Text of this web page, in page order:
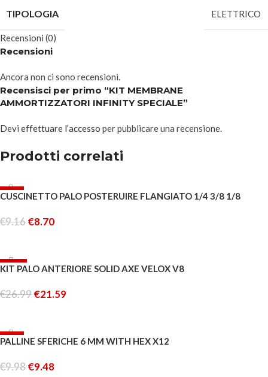
TIPOLOGIA ELETTRICO
Recensioni (0)
Recensioni
Ancora non ci sono recensioni.
Recensisci per primo “KIT MEMBRANE
AMMORTIZZATORI INFINITY SPECIALE”
Devi effettuare l’accesso per pubblicare una recensione.
Prodotti correlati
-5%
CUSCINETTO PALO POSTERUIRE FLANGIATO 1/4 3/8 1/8
€9.16€8.70
-20%
KIT PALO ANTERIORE SOLID AXE VELOX V8
€26.99€21.59
-5%
PALLINE SFERICHE 6 MM WITH HEX X12
€9.98€9.48